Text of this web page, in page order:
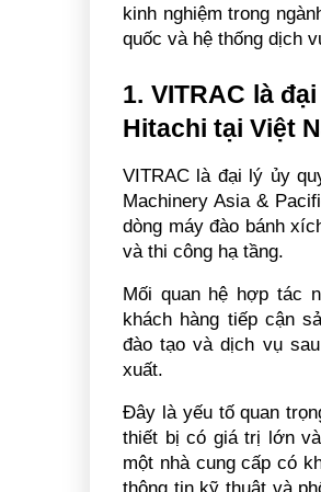
kinh nghiệm trong
quốc và hệ thống dịch
1. VITRAC là
Hitachi tại Việt
VITRAC là đại lý ủy
Machinery Asia &
dòng máy đào bánh
và thi công hạ tầng.
Mối quan hệ hợp tác
khách hàng tiếp cận
đào tạo và dịch vụ
xuất.
Đây là yếu tố quan
thiết bị có giá trị lớn
một nhà cung cấp có
thông tin kỹ thuật và